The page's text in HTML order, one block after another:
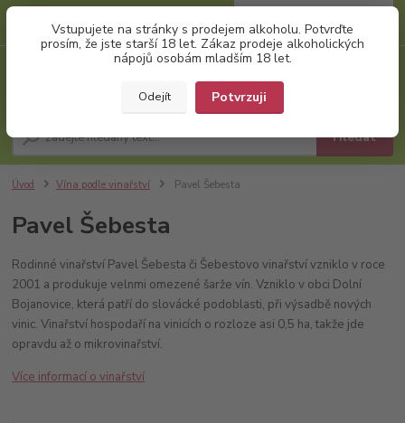
Vstupujete na stránky s prodejem alkoholu. Potvrďte
prosím, že jste starší 18 let. Zákaz prodeje alkoholických
nápojů osobám mladším 18 let.
Odejít Potvrzuji
Hledat
(Po-Pá, 8:00-17:00)
za0,00 Kč
Úvod Vína podle vinařství Pavel Šebesta
Pavel Šebesta
Rodinné vinařství Pavel Šebesta či Šebestovo vinařství vzniklo v roce
2001 a produkuje velnmi omezené šarže vín. Vzniklo v obci Dolní
Bojanovice, která patří do slovácké podoblasti, při výsadbě nových
vinic. Vinařství hospodaří na vinicích o rozloze asi 0,5 ha, takže jde
opravdu až o mikrovinařství.
Více informací o vinařství